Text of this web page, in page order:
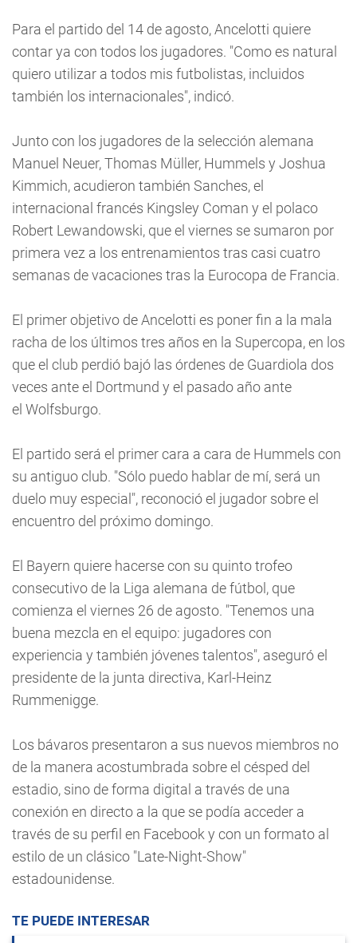
Para el partido del 14 de agosto, Ancelotti quiere
contar ya con todos los jugadores. "Como es natural
quiero utilizar a todos mis futbolistas, incluidos
también los internacionales", indicó.
Junto con los jugadores de la selección alemana
Manuel Neuer, Thomas Müller, Hummels y Joshua
Kimmich, acudieron también Sanches, el
internacional francés Kingsley Coman y el polaco
Robert Lewandowski, que el viernes se sumaron por
primera vez a los entrenamientos tras casi cuatro
semanas de vacaciones tras la Eurocopa de Francia.
El primer objetivo de Ancelotti es poner fin a la mala
racha de los últimos tres años en la Supercopa, en los
que el club perdió bajó las órdenes de Guardiola dos
veces ante el Dortmund y el pasado año ante
el Wolfsburgo.
El partido será el primer cara a cara de Hummels con
su antiguo club. "Sólo puedo hablar de mí, será un
duelo muy especial", reconoció el jugador sobre el
encuentro del próximo domingo.
El Bayern quiere hacerse con su quinto trofeo
consecutivo de la Liga alemana de fútbol, que
comienza el viernes 26 de agosto. "Tenemos una
buena mezcla en el equipo: jugadores con
experiencia y también jóvenes talentos", aseguró el
presidente de la junta directiva, Karl-Heinz
Rummenigge.
Los bávaros presentaron a sus nuevos miembros no
de la manera acostumbrada sobre el césped del
estadio, sino de forma digital a través de una
conexión en directo a la que se podía acceder a
través de su perfil en Facebook y con un formato al
estilo de un clásico "Late-Night-Show"
estadounidense.
TE PUEDE INTERESAR